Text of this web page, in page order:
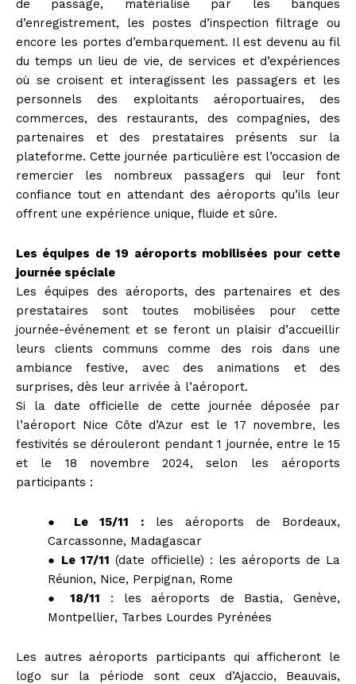
de passage, matérialisé par les banques
d’enregistrement, les postes d’inspection filtrage ou
encore les portes d’embarquement. Il est devenu au fil
du temps un lieu de vie, de services et d’expériences
où se croisent et interagissent les passagers et les
personnels des exploitants aéroportuaires, des
commerces, des restaurants, des compagnies, des
partenaires et des prestataires présents sur la
plateforme. Cette journée particulière est l’occasion de
remercier les nombreux passagers qui leur font
confiance tout en attendant des aéroports qu’ils leur
offrent une expérience unique, fluide et sûre.
Les équipes de 19 aéroports mobilisées pour cette
journée spéciale
Les équipes des aéroports, des partenaires et des
prestataires sont toutes mobilisées pour cette
journée-événement et se feront un plaisir d’accueillir
leurs clients communs comme des rois dans une
ambiance festive, avec des animations et des
surprises, dès leur arrivée à l’aéroport.
Si la date officielle de cette journée déposée par
l’aéroport Nice Côte d’Azur est le 17 novembre, les
festivités se dérouleront pendant 1 journée, entre le 15
et le 18 novembre 2024, selon les aéroports
participants :
● Le 15/11 :les aéroports de Bordeaux,
Carcassonne, Madagascar
● Le 17/11 (date officielle) : les aéroports de La
Réunion, Nice, Perpignan, Rome
● 18/11 : les aéroports de Bastia, Genève,
Montpellier, Tarbes Lourdes Pyrénées
Les autres aéroports participants qui afficheront le
logo sur la période sont ceux d’Ajaccio, Beauvais,